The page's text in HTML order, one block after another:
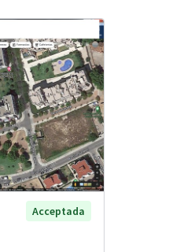
Acceptada